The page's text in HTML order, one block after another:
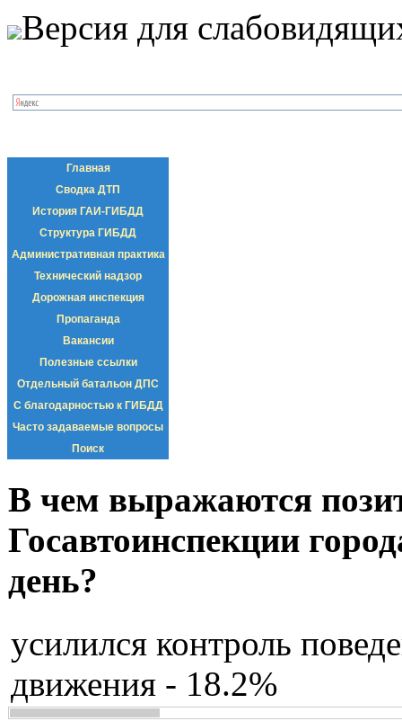
Версия для
Главная
Сводка ДТП
История ГАИ-ГИБДД
Структура ГИБДД
Административная практика
Технический надзор
Дорожная инспекция
Пропаганда
Вакансии
Полезные ссылки
Отдельный батальон ДПС
С благодарностью к ГИБДД
Часто задаваемые вопросы
Поиск
В чем выражаются
Госавтоинспекции
день?
усилился контроль
движения - 18.2%